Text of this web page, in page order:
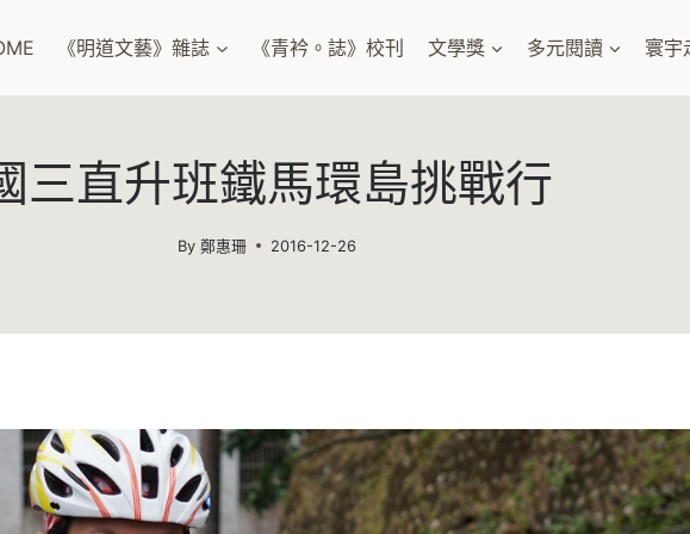
《明道文藝》雜誌 《青衿。誌》校刊 文學獎 多元閱讀 寰宇
三直升班鐵馬環島挑戰行
By 鄭惠珊 2016-12-26